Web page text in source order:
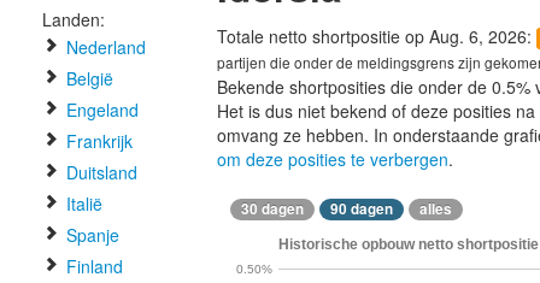
Landen:
Nederland
België
Engeland
Frankrijk
Duitsland
Italië
Spanje
Finland
Totale netto shortpositie op Aug. 6, 2026:
partijen die onder de meldingsgrens zijn
Bekende shortposities die onder de
Het is dus niet bekend of deze posities
omvang ze hebben. In onderstaande
om deze posities te verbergen.
30 dagen 90 dagen alles
Historische opbouw netto
0.50%